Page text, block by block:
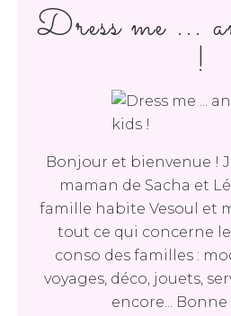
Dress me ...
!
Bonjour et bienvenue !
maman de Sacha et
famille habite Vesoul et
tout ce qui concerne
conso des familles :
voyages, déco, jouets,
encore...